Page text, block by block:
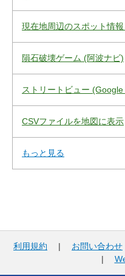
現在地周辺のスポット情
隕石破壊ゲーム (阿波ナビ)
ストリートビュー
CSVファイルを地図に表示
もっと見る
利用規約 | お問い合わせ
|